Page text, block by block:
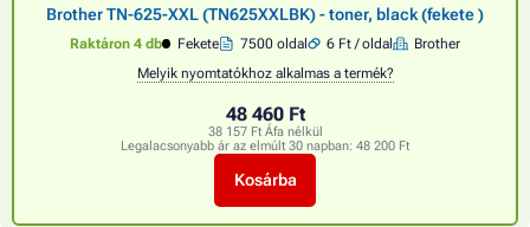
Brother TN-625-XXL (TN625XXLBK) - toner, black (fekete )
Raktáron 4 db Fekete 7500 oldal 6 Ft / oldal
Brother
Melyik nyomtatókhoz alkalmas a termék?
48 460 Ft
38 157 Ft Áfa nélkül
Legalacsonyabb ár az elmúlt 30 napban: 48 200 Ft
Kosárba